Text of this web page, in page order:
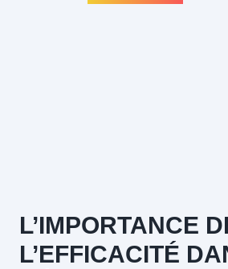
L’IMPORTANCE
L’EFFICACITÉ